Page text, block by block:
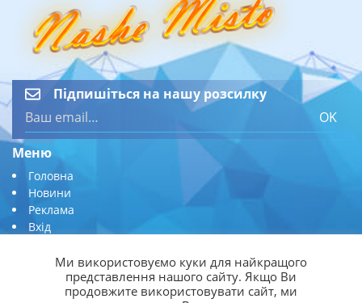
Підпишіться на нашу розсилку
OK
Меню
Головна
Новини
Реклама
Вхід
Підтримка
afishadnepra@gmail.com
Ми використовуємо куки для найкращого
представлення нашого сайту. Якщо Ви
продовжите використовувати сайт, ми